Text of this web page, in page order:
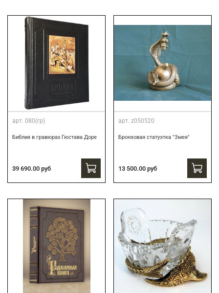
арт. 080(гр)
Библия в гравюрах Гюстава Доре
39 690.00 руб
арт. z050520
Бронзовая статуэтка "Змея"
13 500.00 руб